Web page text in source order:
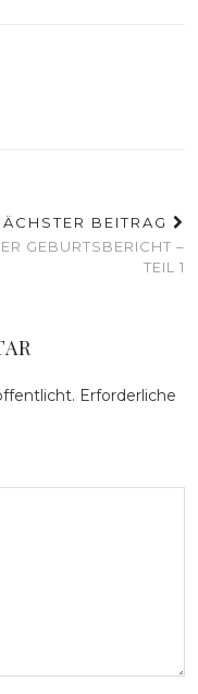
BEITRAG
GEBURTSBERICHT –
TEIL 1
Erforderliche